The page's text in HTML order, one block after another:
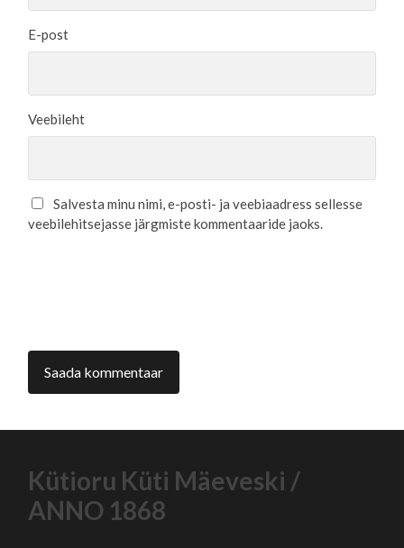
E-post
Veebileht
Salvesta minu nimi, e-posti- ja veebiaadress sellesse
veebilehitsejasse järgmiste kommentaaride jaoks.
Kütioru Küti Mäeveski /
ANNO 1868